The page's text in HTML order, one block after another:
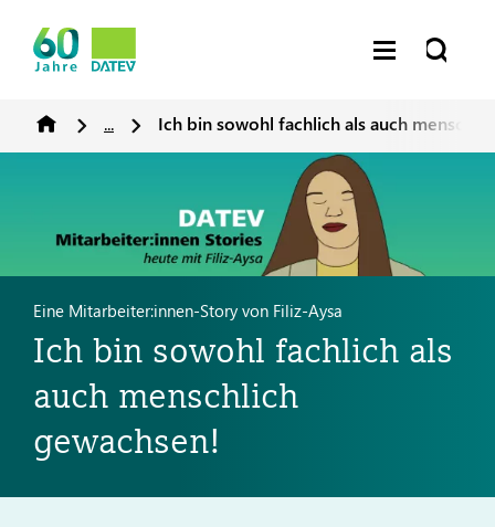
... Ich bin sowohl fachlich als auch
Eine Mitarbeiter:innen-Story von Filiz-Aysa
Ich bin sowohl fachlich als
auch menschlich
gewachsen!